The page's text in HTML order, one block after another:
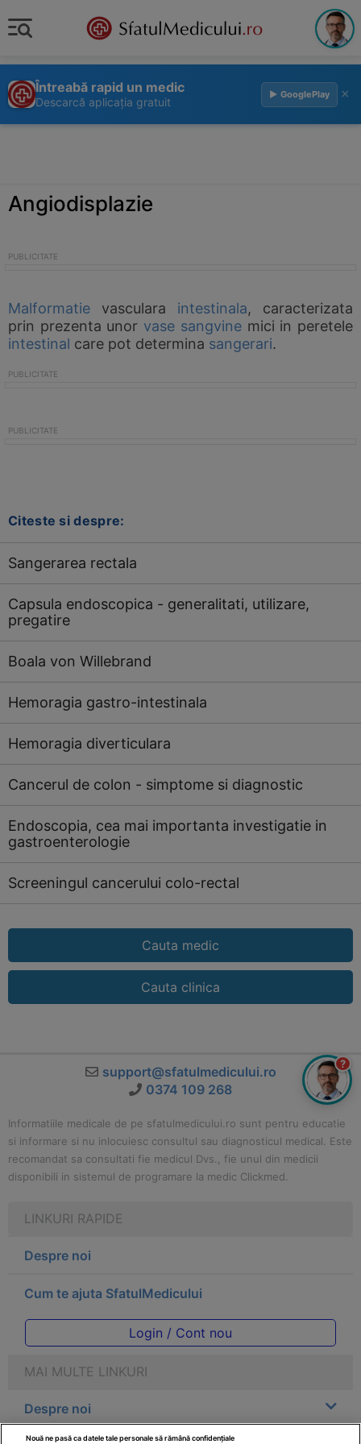
Întreabă rapid un medic
Descarcă aplicația gratuit
▶ GooglePlay ×
Angiodisplazie
Malformatie vasculara intestinala, caracterizata
prin prezenta unor vase sangvinemici in peretele
intestinal care pot determina sangerari.
Citeste si despre:
Sangerarea rectala
Capsula endoscopica - generalitati, utilizare,
pregatire
Boala von Willebrand
Hemoragia gastro-intestinala
Hemoragia diverticulara
Cancerul de colon - simptome si diagnostic
Endoscopia, cea mai importanta investigatie in
gastroenterologie
Screeningul cancerului colo-rectal
Cauta medic
Cauta clinica
support@sfatulmedicului.ro
0374 109 268
Informatiile medicale de pe sfatulmedicului.ro sunt pentru educatie
si informare si nu inlocuiesc consultul sau diagnosticul medical. Este
recomandat sa consultati fie medicul Dvs., fie unul din medicii
disponibili in sistemul de programare la medic Clickmed.
LINKURI RAPIDE
Despre noi
Cum te ajuta SfatulMedicului
Login / Cont nou
MAI MULTE LINKURI
Despre noi
?
Nouă ne pasă ca datele tale personale să rămână confidențiale